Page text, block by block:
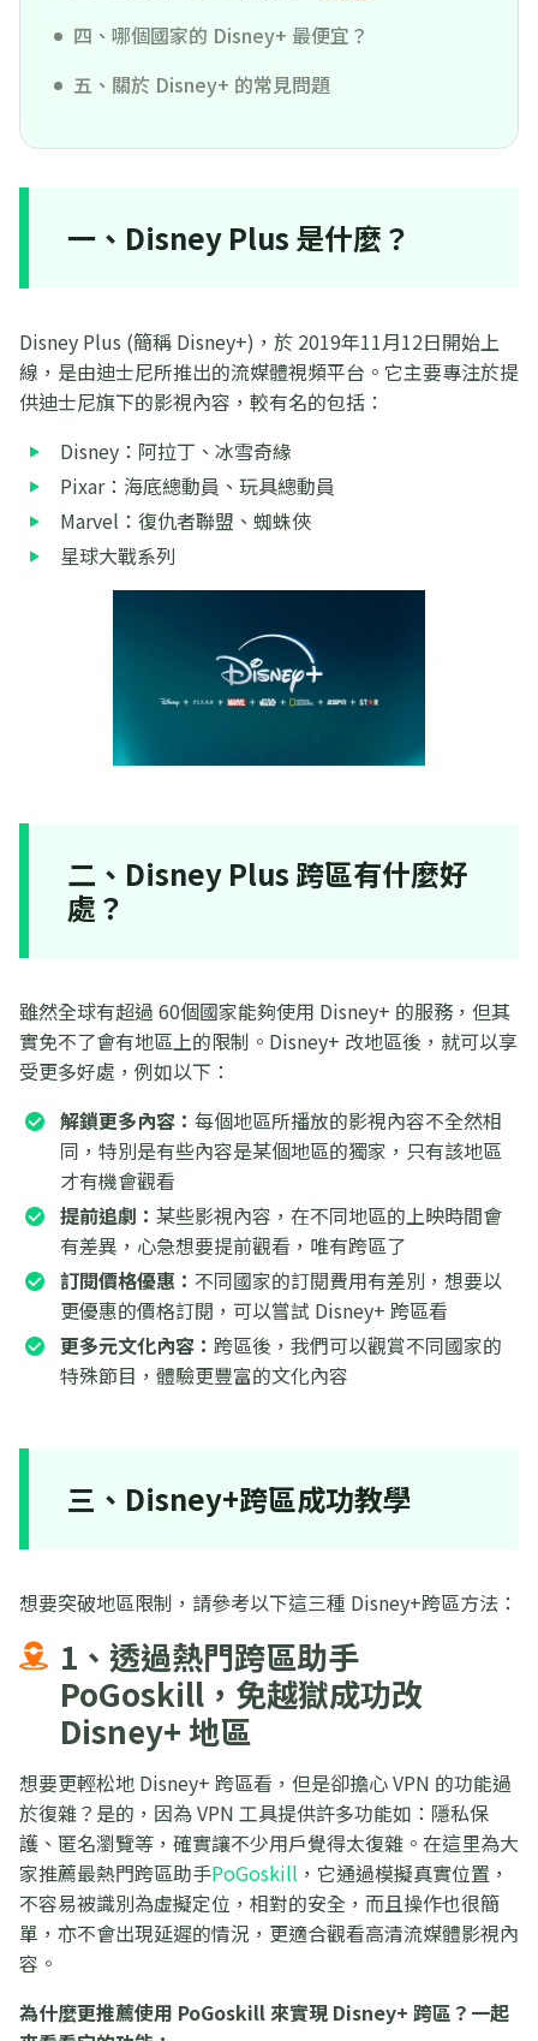
四、哪個國家的 Disney+ 最便宜？
五、關於 Disney+ 的常見問題
一、Disney Plus 是什麼？
Disney Plus (簡稱 Disney+)，於 2019年11月12日開始上
線，是由迪士尼所推出的流媒體視頻平台。它主要專注於提
供迪士尼旗下的影視內容，較有名的包括：
Disney：阿拉丁、冰雪奇緣
Pixar：海底總動員、玩具總動員
Marvel：復仇者聯盟、蜘蛛俠
星球大戰系列
二、Disney Plus 跨區有什麼好
處？
雖然全球有超過 60個國家能夠使用 Disney+ 的服務，但其
實免不了會有地區上的限制。Disney+ 改地區後，就可以享
受更多好處，例如以下：
解鎖更多內容： 每個地區所播放的影視內容不全然相
同，特別是有些內容是某個地區的獨家，只有該地區
才有機會觀看
提前追劇： 某些影視內容，在不同地區的上映時間會
有差異，心急想要提前觀看，唯有跨區了
訂閱價格優惠： 不同國家的訂閱費用有差別，想要以
更優惠的價格訂閱，可以嘗試 Disney+ 跨區看
更多元文化內容： 跨區後，我們可以觀賞不同國家的
特殊節目，體驗更豐富的文化內容
三、Disney+跨區成功教學
想要突破地區限制，請參考以下這三種 Disney+跨區方法：
1、透過熱門跨區助手
PoGoskill，免越獄成功改
Disney+ 地區
想要更輕松地 Disney+ 跨區看，但是卻擔心 VPN 的功能過
於復雜？是的，因為 VPN 工具提供許多功能如：隱私保
護、匿名瀏覽等，確實讓不少用戶覺得太復雜。在這里為大
家推薦最熱門跨區助手PoGoskill ，它通過模擬真實位置，
不容易被識別為虛擬定位，相對的安全，而且操作也很簡
單，亦不會出現延遲的情況，更適合觀看高清流媒體影視內
容。
為什麼更推薦使用 PoGoskill 來實現 Disney+ 跨區？一起